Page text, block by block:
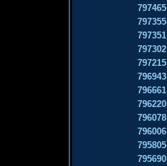
797465
797355
797351
797302
797215
796943
796661
796220
796078
796006
795805
795690